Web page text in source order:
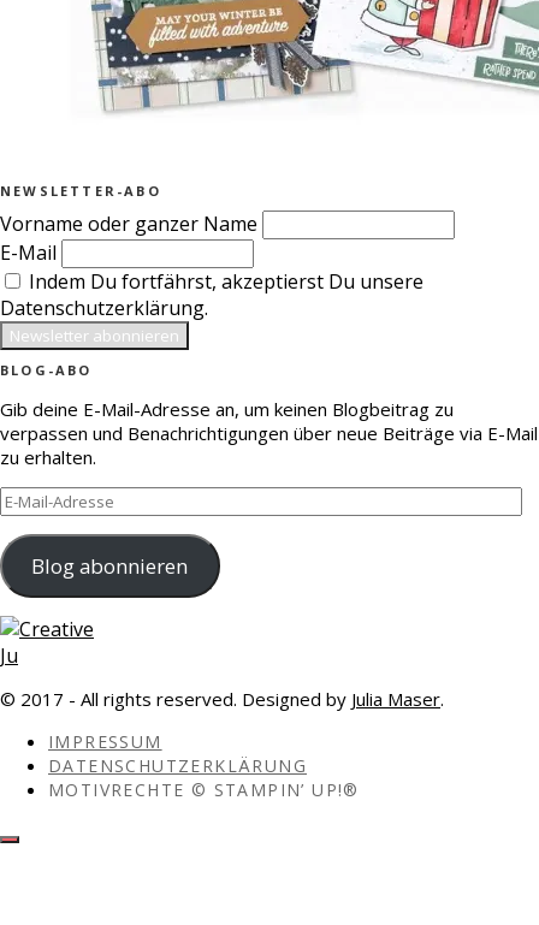
NEWSLETTER-ABO
Vorname oder ganzer Name
E-Mail
Indem Du fortfährst, akzeptierst Du unsere
Datenschutzerklärung.
BLOG-ABO
Gib deine E-Mail-Adresse an, um keinen Blogbeitrag zu
verpassen und Benachrichtigungen über neue Beiträge via E-Mail
zu erhalten.
E-
Mail-
Adresse
Blog abonnieren
© 2017 - All rights reserved. Designed by Julia Maser.
IMPRESSUM
DATENSCHUTZERKLÄRUNG
MOTIVRECHTE © STAMPIN’ UP!®